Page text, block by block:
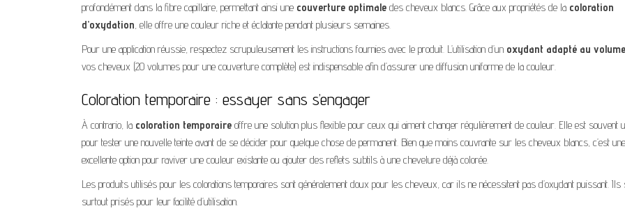
profondément dans la fibre capillaire, permettant ainsi une couverture optimale des cheveux blancs. Grâce aux propriétés de la coloration
d’oxydation, elle offre une couleur riche et éclatante pendant plusieurs semaines.
Pour une application réussie, respectez scrupuleusement les instructions fournies avec le produit. L’utilisation d’un oxydant adapté au volume
vos cheveux (20 volumes pour une couverture complète) est indispensable afin d’assurer une diffusion uniforme de la couleur.
Coloration temporaire : essayer sans s’engager
À contrario, la coloration temporaire offre une solution plus flexible pour ceux qui aiment changer régulièrement de couleur. Elle est souvent
pour tester une nouvelle teinte avant de se décider pour quelque chose de permanent. Bien que moins couvrante sur les cheveux blancs, c’est une
excellente option pour raviver une couleur existante ou ajouter des reflets subtils à une chevelure déjà colorée.
Les produits utilisés pour les colorations temporaires sont généralement doux pour les cheveux, car ils ne nécessitent pas d’oxydant puissant. Ils
surtout prisés pour leur facilité d’utilisation.